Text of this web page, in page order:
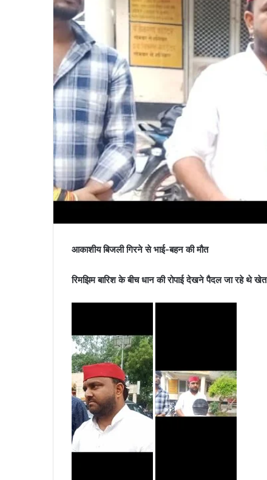
आकाशीय बिजली गिरने से भाई-बहन की मौत
रिमझिम बारिश के बीच धान की रोपाई देखने पैदल जा रहे थे खेत